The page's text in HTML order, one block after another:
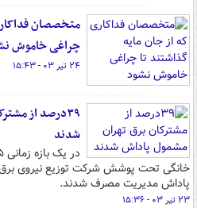
متخصصان
چراغی خاموش
۲۴ تیر ۰۳ - ۱۵:۴۳
۳۹درصد از
شدند
خانگی تحت پوشش شرکت توزیع نیروی
پاداش مدیریت مصرف شدند.
۲۳ تیر ۰۳ - ۱۵:۳۶